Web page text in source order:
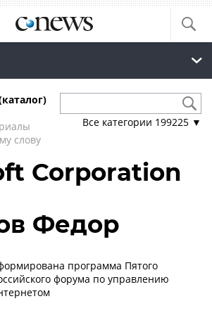
слову
Все категории 199225 ▼
Corporation
Федор
программа Пятого
форума по управлению